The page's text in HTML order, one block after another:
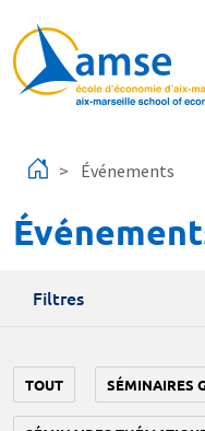
Événements
Filtres
TOUT SÉMINAIRES